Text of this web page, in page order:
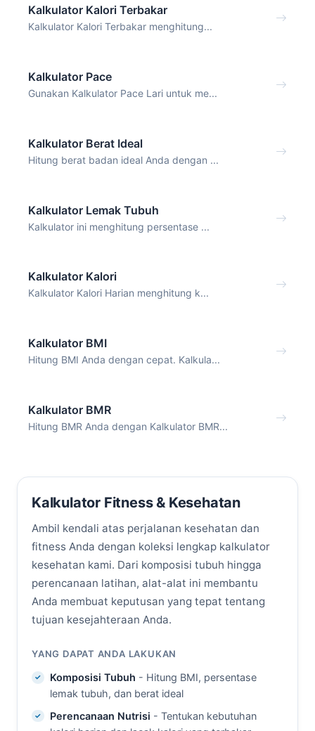
Kalkulator Kalori Terbakar
Kalkulator Kalori Terbakar menghitung...
Kalkulator Pace
Gunakan Kalkulator Pace Lari untuk me...
Kalkulator Berat Ideal
Hitung berat badan ideal Anda dengan ...
Kalkulator Lemak Tubuh
Kalkulator ini menghitung persentase ...
Kalkulator Kalori
Kalkulator Kalori Harian menghitung k...
Kalkulator BMI
Hitung BMI Anda dengan cepat. Kalkula...
Kalkulator BMR
Hitung BMR Anda dengan Kalkulator BMR...
Kalkulator Fitness & Kesehatan
Ambil kendali atas perjalanan kesehatan dan
fitness Anda dengan koleksi lengkap kalkulator
kesehatan kami. Dari komposisi tubuh hingga
perencanaan latihan, alat-alat ini membantu
Anda membuat keputusan yang tepat tentang
tujuan kesejahteraan Anda.
YANG DAPAT ANDA LAKUKAN
Komposisi Tubuh - Hitung BMI, persentase
lemak tubuh, dan berat ideal
Perencanaan Nutrisi - Tentukan kebutuhan